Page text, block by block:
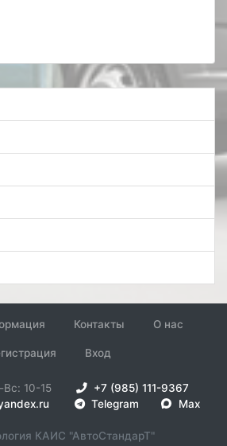
Контакты О нас
Вход
10-15
+7 (985) 111-9367
Telegram Max
КАИС "АвтоСтандарТ"